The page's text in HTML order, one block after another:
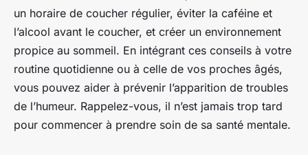
un horaire de coucher régulier, éviter la caféine et
l’alcool avant le coucher, et créer un environnement
propice au sommeil. En intégrant ces conseils à votre
routine quotidienne ou à celle de vos proches âgés,
vous pouvez aider à prévenir l’apparition de troubles
de l’humeur. Rappelez-vous, il n’est jamais trop tard
pour commencer à prendre soin de sa santé mentale.